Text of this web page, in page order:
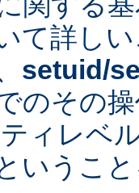
て詳し
setuid/
のその
ィレベ
いうこ